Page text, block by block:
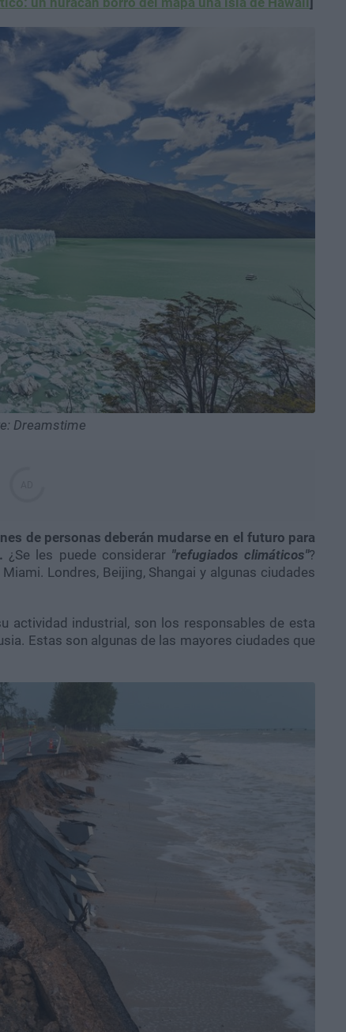
Dreamstime
de personas deberán mudarse en el futuro para
¿Se les puede considerar "refugiados climáticos"?
Londres, Beijing, Shangai y algunas ciudades
actividad industrial, son los responsables de esta
Estas son algunas de las mayores ciudades que